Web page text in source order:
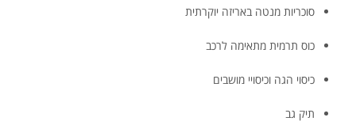
סוכריות מנטה באריזה יוקרתית
כוס תרמית מתאימה לרכב
כיסוי הגה וכיסויי מושבים
תיק גב